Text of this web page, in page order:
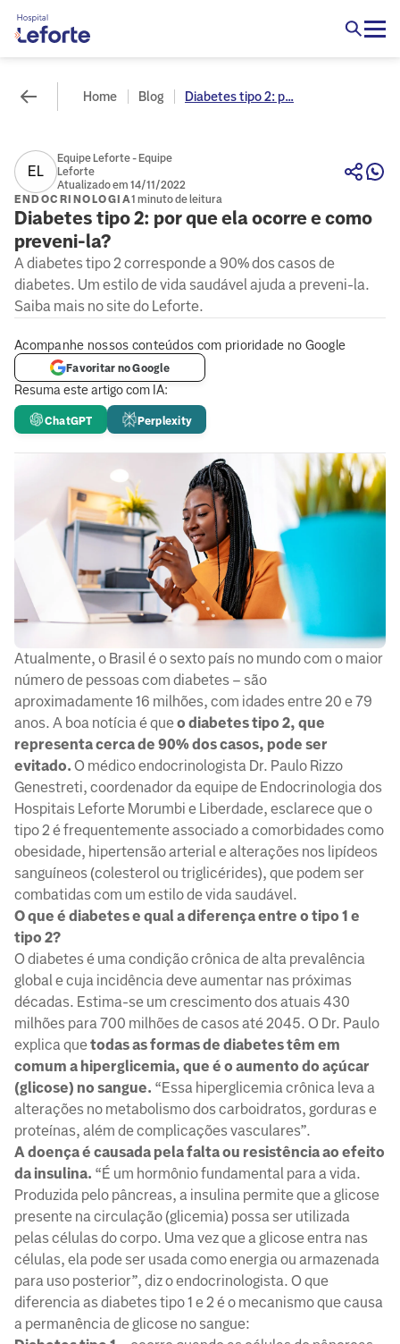
Home Blog Diabetes tipo 2: p...
EL
Equipe Leforte - Equipe
Leforte
Atualizado em 14/11/2022
ENDOCRINOLOGIA1 minuto de leitura
Diabetes tipo 2: por que ela ocorre e como
preveni-la?
A diabetes tipo 2 corresponde a 90% dos casos de
diabetes. Um estilo de vida saudável ajuda a preveni-la.
Saiba mais no site do Leforte.
Resuma este artigo com IA:
ChatGPT Perplexity
Acompanhe nossos conteúdos com prioridade no Google
Favoritar no Google
Atualmente, o Brasil é o sexto país no mundo com o maior
número de pessoas com diabetes – são
aproximadamente 16 milhões, com idades entre 20 e 79
anos. A boa notícia é queo diabetes tipo 2, que
representa cerca de 90% dos casos, pode ser
evitado. O médico endocrinologista Dr. Paulo Rizzo
Genestreti, coordenador da equipe de Endocrinologia dos
Hospitais Leforte Morumbi e Liberdade, esclarece que o
tipo 2 é frequentemente associado a comorbidades como
obesidade, hipertensão arterial e alterações nos lipídeos
sanguíneos (colesterol ou triglicérides), que podem ser
combatidas com um estilo de vida saudável.
O que é diabetes e qual a diferença entre o tipo 1 e
tipo 2?
O diabetes é uma condição crônica de alta prevalência
global e cuja incidência deve aumentar nas próximas
décadas. Estima-se um crescimento dos atuais 430
milhões para 700 milhões de casos até 2045. O Dr. Paulo
explica quetodas as formas de diabetes têm em
comum a hiperglicemia, que é o aumento do açúcar
(glicose) no sangue. “Essa hiperglicemia crônica leva a
alterações no metabolismo dos carboidratos, gorduras e
proteínas, além de complicações vasculares”.
Adoença é causada pela falta ou resistência ao efeito
da insulina. “É um hormônio fundamental para a vida.
Produzida pelo pâncreas, a insulina permite que a glicose
presente na circulação (glicemia) possa ser utilizada
pelas células do corpo. Uma vez que a glicose entra nas
células, ela pode ser usada como energia ou armazenada
para uso posterior”, diz o endocrinologista. O que
diferencia as diabetes tipo 1 e 2 é o mecanismo que causa
a permanência de glicose no sangue: